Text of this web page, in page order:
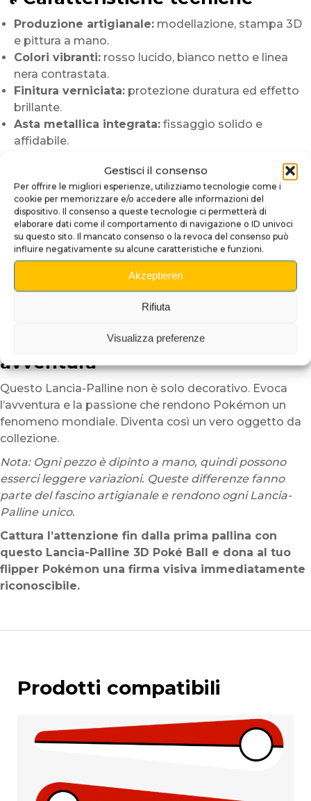
Gestisci il consenso
Per offrire le migliori esperienze, utilizziamo tecnologie come i
cookie per memorizzare e/o accedere alle informazioni del
dispositivo. Il consenso a queste tecnologie ci permetterà di
elaborare dati come il comportamento di navigazione o ID univoci
su questo sito. Il mancato consenso o la revoca del consenso può
influire negativamente su alcune caratteristiche e funzioni.
Akzeptieren
Rifiuta
Visualizza preferenze
Produzione artigianale: modellazione, stampa 3D
e pittura a mano.
Colori vibranti: rosso lucido, bianco netto e linea
nera contrastata.
Finitura verniciata: protezione duratura ed effetto
brillante.
Asta metallica integrata: fissaggio solido e
affidabile.
meccanici standard.
🛠️ Installazione semplice e
rapida
Rimuovi la molla e i fissaggi del Lancia-Palline originale.
Posiziona la Poké Ball sull’asta metallica allineando
correttamente il meccanismo. Reinstalla la molla e
flipper acquisisce un’identità ancora più forte.
⚡ Un simbolo universale di
avventura
Questo Lancia-Palline non è solo decorativo. Evoca
l’avventura e la passione che rendono Pokémon un
fenomeno mondiale. Diventa così un vero oggetto da
collezione.
Nota: Ogni pezzo è dipinto a mano, quindi possono
esserci leggere variazioni. Queste differenze fanno
parte del fascino artigianale e rendono ogni Lancia-
Palline unico.
Cattura l’attenzione fin dalla prima pallina con
questo Lancia-Palline 3D Poké Ball e dona al tuo
flipper Pokémon una firma visiva immediatamente
riconoscibile.
Prodotti compatibili